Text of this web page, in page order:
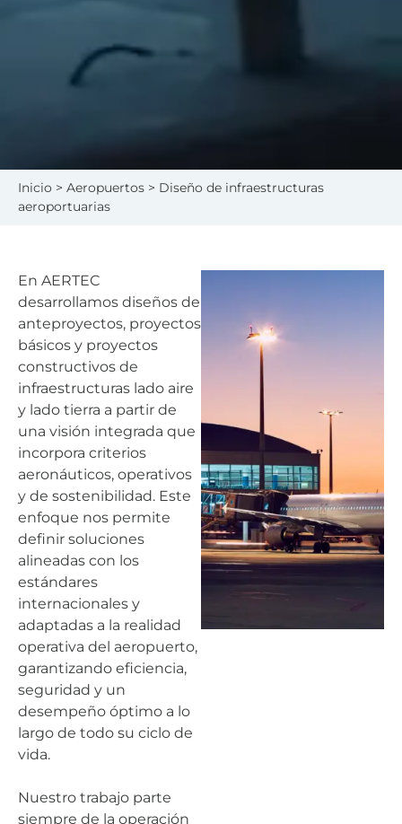
Inicio > Aeropuertos > Diseño de infraestructuras
aeroportuarias
En AERTEC
desarrollamos diseños de
anteproyectos, proyectos
básicos y proyectos
constructivos de
infraestructuras lado aire
y lado tierra a partir de
una visión integrada que
incorpora criterios
aeronáuticos, operativos
y de sostenibilidad. Este
enfoque nos permite
definir soluciones
alineadas con los
estándares
internacionales y
adaptadas a la realidad
operativa del aeropuerto,
garantizando eficiencia,
seguridad y un
desempeño óptimo a lo
largo de todo su ciclo de
vida.
Nuestro trabajo parte
siempre de la operación